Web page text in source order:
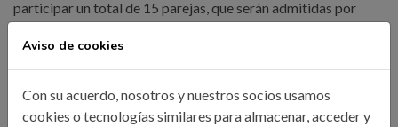
participar un total de 15 parejas, que serán admitidas por
Aviso de cookies
Con su acuerdo, nosotros y nuestros socios usamos
cookies o tecnologías similares para almacenar, acceder y